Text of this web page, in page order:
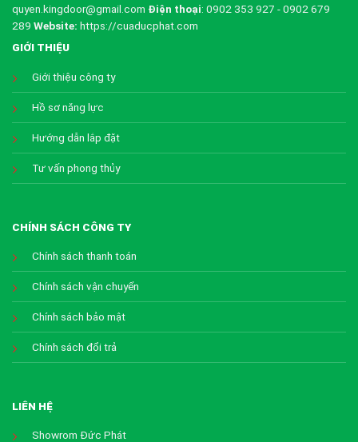
quyen.kingdoor@gmail.com Điện thoại: 0902 353 927 - 0902 679
289 Website: https://cuaducphat.com
GIỚI THIỆU
Giới thiệu công ty
Hồ sơ năng lực
Hướng dẫn lắp đặt
Tư vấn phong thủy
CHÍNH SÁCH CÔNG TY
Chính sách thanh toán
Chính sách vận chuyển
Chính sách bảo mật
Chính sách đổi trả
LIÊN HỆ
Showrom Đức Phát